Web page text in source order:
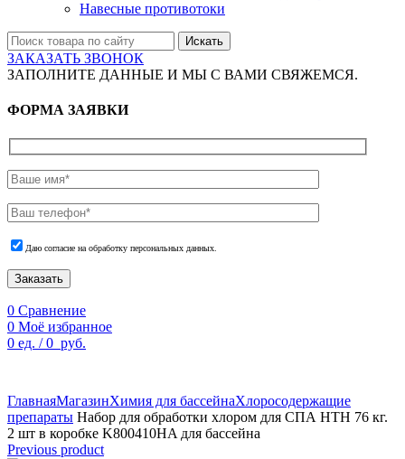
Навесные противотоки
Искать
ЗАКАЗАТЬ ЗВОНОК
ЗАПОЛНИТЕ ДАННЫЕ И МЫ С ВАМИ СВЯЖЕМСЯ.
ФОРМА ЗАЯВКИ
Даю согласие на обработку персональных данных.
Заказать
0 Сравнение
0 Моё избранное
0 ед. / 0 руб.
ГлавнаяМагазинХимия для бассейнаХлоросодержащие
препараты Набор для обработки хлором для СПА HTH 76 кг.
2 шт в коробке K800410HA для бассейна
Previous product